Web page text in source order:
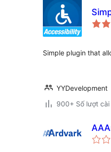
Simple plugin that
YYDevelopment
900+ Số lượt